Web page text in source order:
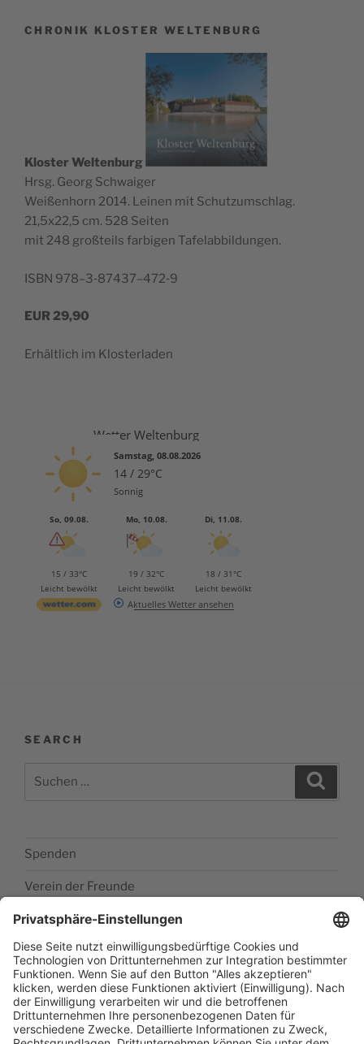
CHRONIK KLOSTER WELTENBURG
Klos­ter Wel­ten­burg
Hrsg. Georg Schwaiger
Wei­ßen­horn 2014. Lei­nen mit Schutz­um­schlag.
21,5x22,5 cm. 528 Seiten
mit 248 groß­teils far­bi­gen Tafelabbildungen.
ISBN 978–3‑87437–472‑9
EUR 29,90
Erhält­lich im Klosterladen
Wetter Weltenburg
Samstag, 08.08.2026
14 / 29°C
Sonnig
So, 09.08.
15 / 33°C
Leicht bewölkt
Mo, 10.08.
19 / 32°C
Leicht bewölkt
Di, 11.08.
18 / 31°C
Leicht bewölkt
Aktuelles Wetter ansehen
SEARCH
Spenden
Verein der Freunde
Impressum
Barrierefreiheitserklärung
Datenschutzerklärung